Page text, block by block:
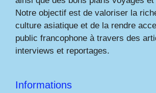
Notre objectif est de valoriser la
culture asiatique et de la rendre
public francophone à travers des
interviews et reportages.
Informations